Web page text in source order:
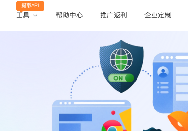
工具
提取API
帮助中心 推广返利 企业定制